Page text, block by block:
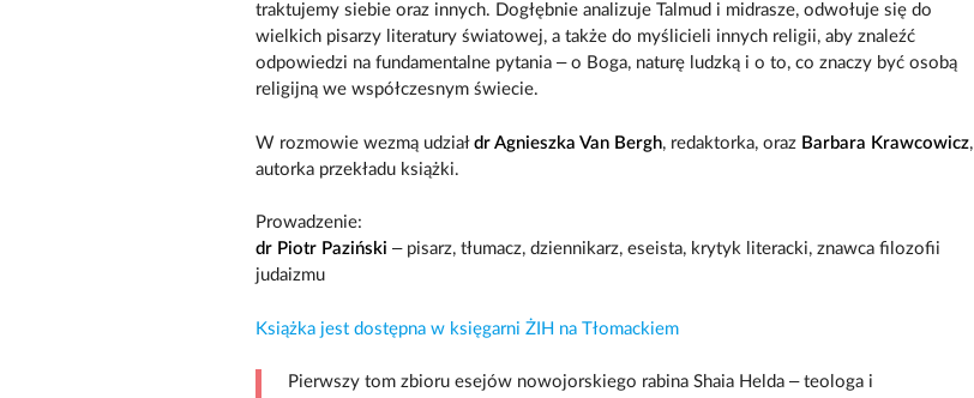
traktujemy siebie oraz innych. Dogłębnie analizuje Talmud i midrasze, odwołuje się do
wielkich pisarzy literatury światowej, a także do myślicieli innych religii, aby znaleźć
odpowiedzi na fundamentalne pytania – o Boga, naturę ludzką i o to, co znaczy być osobą
religijną we współczesnym świecie.
W rozmowie wezmą udział dr Agnieszka Van Bergh, redaktorka, oraz Barbara Krawcowicz,
autorka przekładu książki.
Prowadzenie:
dr Piotr Paziński – pisarz, tłumacz, dziennikarz, eseista, krytyk literacki, znawca filozofii
judaizmu
Książka jest dostępna w księgarni ŻIH na Tłomackiem
Pierwszy tom zbioru esejów nowojorskiego rabina Shaia Helda – teologa i